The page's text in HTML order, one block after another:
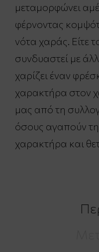
μεταμορφώνει
φέρνοντας
νότα χαράς. Είτε
συνδυαστεί με
χαρίζει έναν
χαρακτήρα στον
μας από τη
όσους αγαπούν
χαρακτήρα και